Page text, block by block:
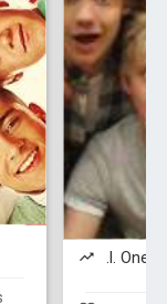
.l. One